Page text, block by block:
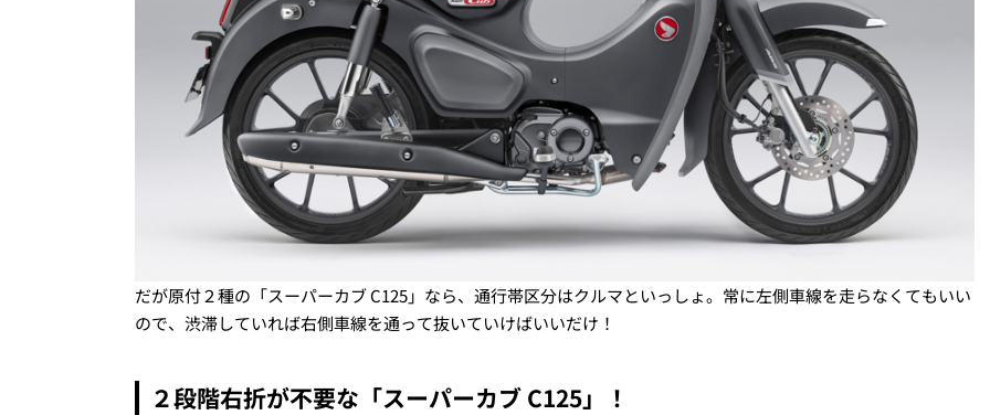
だが原付２種の「スーパーカブ C125」なら、通行帯区分はクルマといっしょ。常に左側車線を走らなくてもいい
ので、渋滞していれば右側車線を通って抜いていけばいいだけ！
２段階右折が不要な「スーパーカブ C125」！